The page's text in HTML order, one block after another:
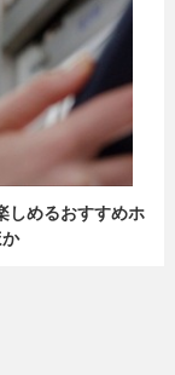
しめるおすすめホ